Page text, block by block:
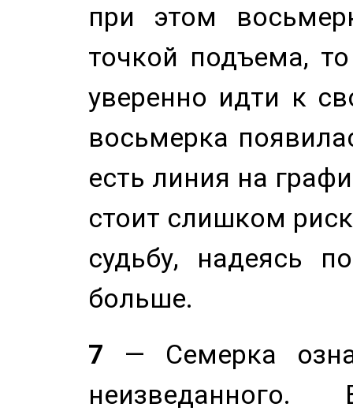
при этом
точкой подъема,
уверенно идти к
восьмерка
есть линия на
стоит слишком
судьбу, надеясь
больше.
7 — Семерка